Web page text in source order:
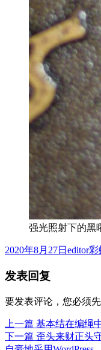
强光照射下的黑
发
于
2020年8月27日 作
editor分
彩
发表回复
要发表评论，您必须先
文
章
上一篇 上
篇
基本结在编绳
下一篇 下
歪头来财正头